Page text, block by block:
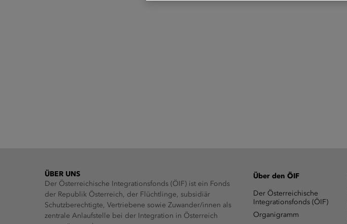
ÜBER UNS
Der Österreichische Integrationsfonds (ÖIF) ist ein Fonds
der Republik Österreich, der Flüchtlinge, subsidiär
Schutzberechtigte, Vertriebene sowie Zuwander/innen als
zentrale Anlaufstelle bei der Integration in Österreich
Über den ÖIF
Der Österreichische
Integrationsfonds (ÖIF)
Organigramm